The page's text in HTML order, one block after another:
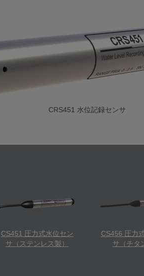
CRS451 水位記録センサ
CS451 圧力式水位セン
サ（ステンレス製）
CS456 圧力
サ（チタ